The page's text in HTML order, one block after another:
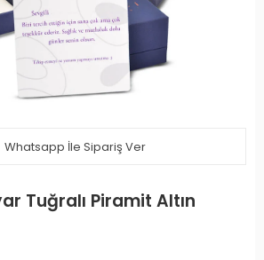
Whatsapp İle Sipariş Ver
Tuğralı Piramit Altın